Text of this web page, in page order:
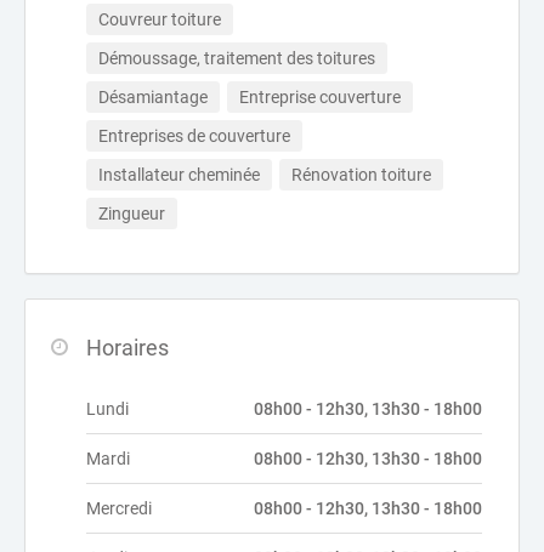
Couvreur toiture
Démoussage, traitement des toitures
Désamiantage
Entreprise couverture
Entreprises de couverture
Installateur cheminée
Rénovation toiture
Zingueur
Horaires
Lundi 08h00 - 12h30, 13h30 - 18h00
Mardi 08h00 - 12h30, 13h30 - 18h00
Mercredi 08h00 - 12h30, 13h30 - 18h00